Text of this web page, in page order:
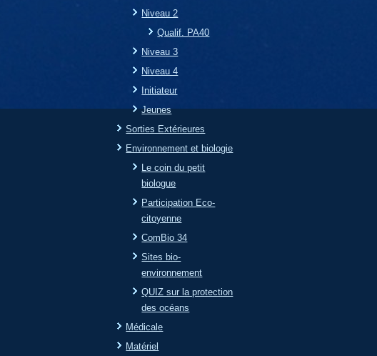
Niveau 2
Qualif. PA40
Niveau 3
Niveau 4
Initiateur
Jeunes
Sorties Extérieures
Environnement et biologie
Le coin du petit
biologue
Participation Eco-
citoyenne
ComBio 34
Sites bio-
environnement
QUIZ sur la protection
des océans
Médicale
Matériel